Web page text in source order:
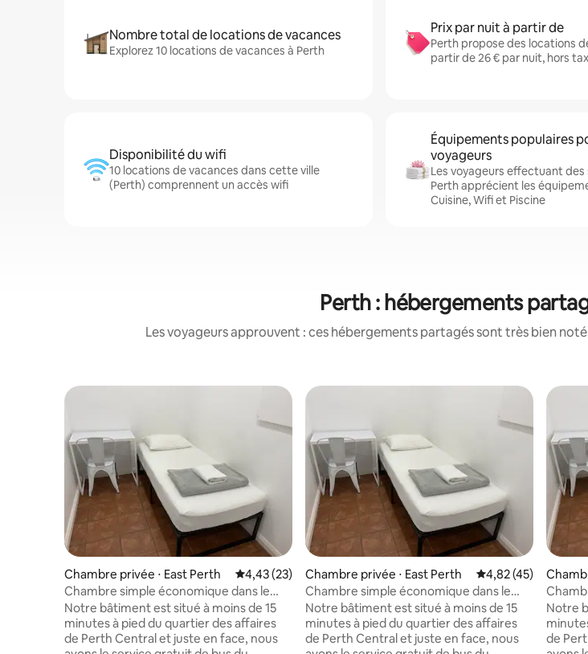
Nombre total de locations de vacances
Explorez 10 locations de vacances à Perth
Prix par nuit à partir de
Perth propose des locations
partir de 26 € par nuit, hors
Disponibilité du wifi
10 locations de vacances dans cette ville
(Perth) comprennent un accès wifi
Équipements populaires
voyageurs
Les voyageurs effectuant
Perth apprécient les
Cuisine, Wifi et Piscine
Perth : hébergements
Les voyageurs approuvent : ces hébergements partagés sont très bien
Chambre privée ⋅ East Perth Évaluation moyenne sur la base de 23 commentaires : 4,43 sur 5
4,43 (23)
Chambre simple économique dans le
centre-ville de Perth (4)
Notre bâtiment est situé à moins de 15
minutes à pied du quartier des affaires
de Perth Central et juste en face, nous
Chambre privée ⋅ East Perth Évaluation
4,82 (45)
Chambre simple économique dans le
centre-ville de Perth (3)
Notre bâtiment est situé à moins de 15
minutes à pied du quartier des affaires
de Perth Central et juste en face, nous
Notre
de